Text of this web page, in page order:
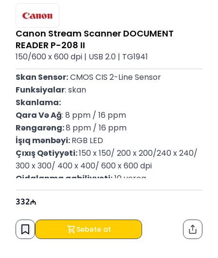
Canon Stream Scanner DOCUMENT
READER P-208 II
150/600 x 600 dpi | USB 2.0 | TG1941
Skan Sensor: CMOS CIS 2-Line Sensor
Funksiyalar: skan
Skanlama:
Qara Və Ağ: 8 ppm / 16 ppm
Rəngarəng: 8 ppm / 16 ppm
İşıq mənbəyi: RGB LED
Çıxış Qətiyyəti: 150 x 150/ 200 x 200/240 x 240/
300 x 300/ 400 x 400/ 600 x 600 dpi
Qidalanma qabiliyyəti: 10 vərəq
P/N: 9704B003
Zəmanət:
332
Səbətə at